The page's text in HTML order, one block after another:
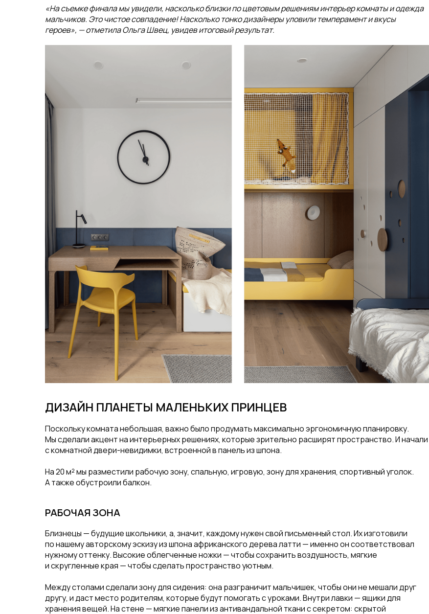
«На съемке финала мы увидели, насколько близки по цветовым решениям интерьер комнаты и одежда
мальчиков. Это чистое совпадение! Насколько тонко дизайнеры уловили темперамент и вкусы
героев», — отметила Ольга Швец, увидев итоговый результат.
ДИЗАЙН ПЛАНЕТЫ МАЛЕНЬКИХ ПРИНЦЕВ
Поскольку комната небольшая, важно было продумать максимально эргономичную планировку.
Мы сделали акцент на интерьерных решениях, которые зрительно расширят пространство. И начали
с комнатной двери-невидимки, встроенной в панель из шпона.
На 20 м² мы разместили рабочую зону, спальную, игровую, зону для хранения, спортивный уголок.
А также обустроили балкон.
РАБОЧАЯ ЗОНА
Близнецы — будущие школьники, а, значит, каждому нужен свой письменный стол. Их изготовили
по нашему авторскому эскизу из шпона африканского дерева латти — именно он соответствовал
нужному оттенку. Высокие облегченные ножки — чтобы сохранить воздушность, мягкие
и скругленные края — чтобы сделать пространство уютным.
Между столами сделали зону для сидения: она разграничит мальчишек, чтобы они не мешали друг
другу, и даст место родителям, которые будут помогать с уроками. Внутри лавки — ящики для
хранения вещей. На стене — мягкие панели из антивандальной ткани с секретом: скрытой